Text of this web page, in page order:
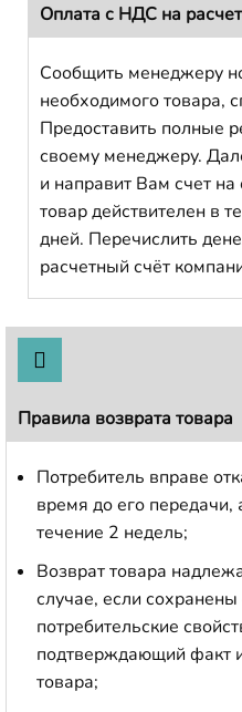
Оплата с НДС на
Сообщить менеджеру
необходимого товара,
Предоставить полные
своему менеджеру.
и направит Вам счет на
товар действителен в
дней. Перечислить
расчетный счёт
Правила возврата товара
Потребитель вправе
время до его
течение 2 недель;
Возврат товара
случае, если
потребительские
подтверждающий факт
товара;